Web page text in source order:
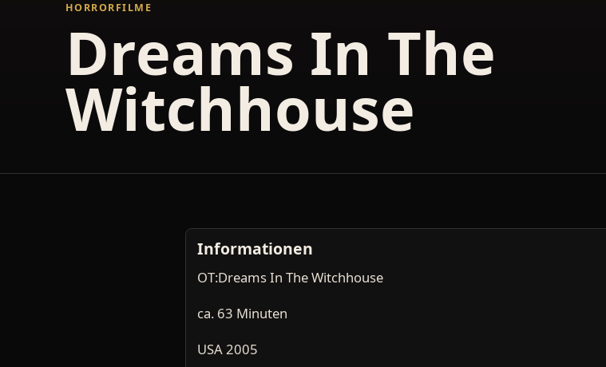
HORRORFILME
Dreams In The
Witchhouse
Informationen
OT:Dreams In The Witchhouse
ca. 63 Minuten
USA 2005